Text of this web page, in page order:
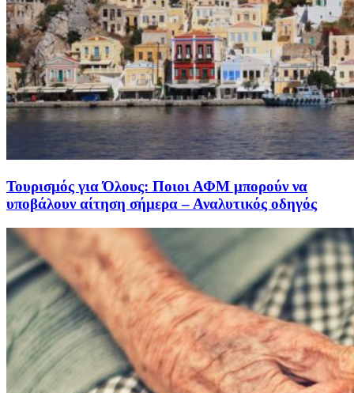
Τουρισμός για Όλους: Ποιοι ΑΦΜ μπορούν να
υποβάλουν αίτηση σήμερα – Αναλυτικός οδηγός